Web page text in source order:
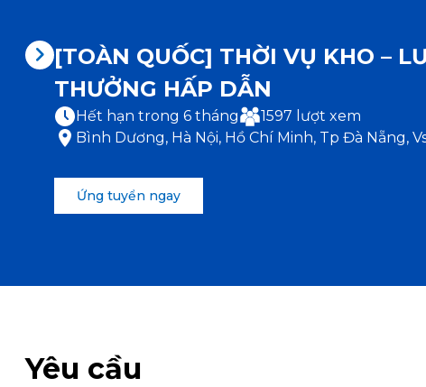
[TOÀN QUỐC] THỜI VỤ KHO –
THƯỞNG HẤP DẪN
Hết hạn trong 6 tháng
1597 lượt xem
Bình Dương, Hà Nội, Hồ Chí Minh, Tp Đà Nẵng,
Ứng tuyển ngay
Yêu cầu